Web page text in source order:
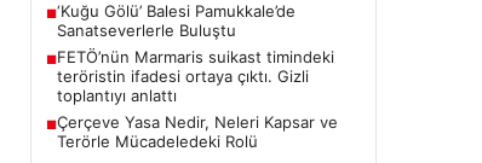
■‘Kuğu Gölü’ Balesi Pamukkale’de
Sanatseverlerle Buluştu
■FETÖ’nün Marmaris suikast timindeki
teröristin ifadesi ortaya çıktı. Gizli
toplantıyı anlattı
■Çerçeve Yasa Nedir, Neleri Kapsar ve
Terörle Mücadeledeki Rolü